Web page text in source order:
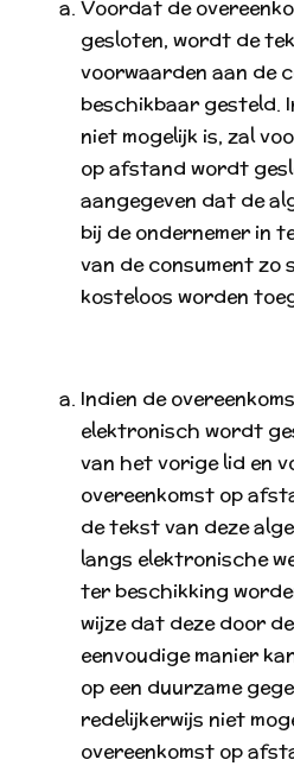
Voordat de
gesloten, wordt de
voorwaarden aan de
beschikbaar gesteld.
niet mogelijk is, zal
op afstand wordt
aangegeven dat de
bij de ondernemer in
van de consument zo
kosteloos worden
Indien de
elektronisch wordt
van het vorige lid en
overeenkomst op
de tekst van deze
langs elektronische
ter beschikking
wijze dat deze door
eenvoudige manier
op een duurzame
redelijkerwijs niet
overeenkomst op